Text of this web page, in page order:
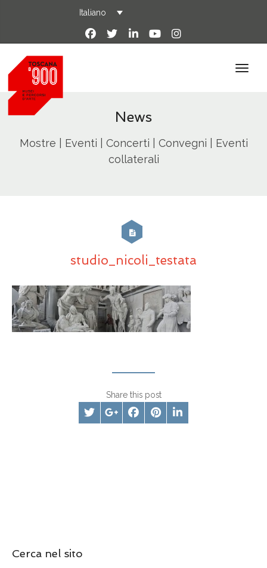
Italiano
News
Mostre | Eventi | Concerti | Convegni | Eventi
collaterali
studio_nicoli_testata
Share this post
Cerca nel sito